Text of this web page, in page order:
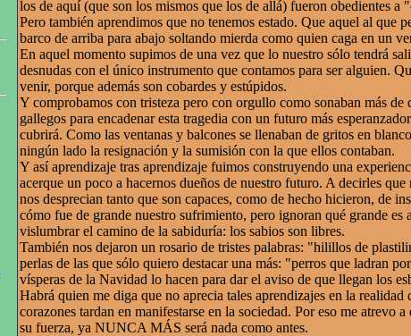
los de aquí (que son los mismos que los de allá) fueron obedientes
Pero también aprendimos que no tenemos estado. Que aquel al que
barco de arriba para abajo soltando mierda como quien caga en un
En aquel momento supimos de una vez que lo nuestro sólo tendrá
desnudas con el único instrumento que contamos para ser alguien.
venir, porque además son cobardes y estúpidos.
Y comprobamos con tristeza pero con orgullo como sonaban más
gallegos para encadenar esta tragedia con un futuro más
cubrirá. Como las ventanas y balcones se llenaban de gritos en
ningún lado la resignación y la sumisión con la que ellos contaban.
Y así aprendizaje tras aprendizaje fuimos construyendo una
acerque un poco a hacernos dueños de nuestro futuro. A decirles
nos desprecian tanto que son capaces, como de hecho hicieron, de
cómo fue de grande nuestro sufrimiento, pero ignoran qué grande
vislumbrar el camino de la sabiduría: los sabios son libres.
También nos dejaron un rosario de tristes palabras: "hilillos de
perlas de las que sólo quiero destacar una más: "perros que ladran
vísperas de la Navidad lo hacen para dar el aviso de que llegan los
Habrá quien me diga que no aprecia tales aprendizajes en la
corazones tardan en manifestarse en la sociedad. Por eso me
su fuerza, ya NUNCA MÁS será nada como antes.